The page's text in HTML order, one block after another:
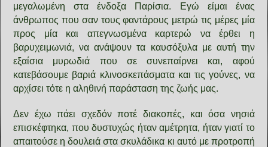
μεγαλωμένη στα ένδοξα Παρίσια. Εγώ είμαι ένας
άνθρωπος που σαν τους φαντάρους μετρώ τις μέρες μία
προς μία και απεγνωσμένα καρτερώ να έρθει η
βαρυχειμωνιά, να ανάψουν τα καυσόξυλα με αυτή την
εξαίσια μυρωδιά που σε συνεπαίρνει και, αφού
κατεβάσουμε βαριά κλινοσκεπάσματα και τις γούνες, να
αρχίσει τότε η αληθινή παράσταση της ζωής μας.
Δεν έχω πάει σχεδόν ποτέ διακοπές, και όσα νησιά
επισκέφτηκα, που δυστυχώς ήταν αμέτρητα, ήταν γιατί το
απαιτούσε η δουλειά στα σκυλάδικα κι αυτό με προτροπή